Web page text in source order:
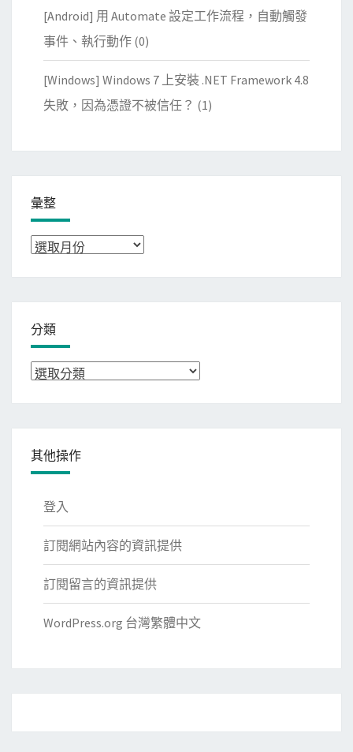
[Android] 用 Automate 設定工作流程，自動觸發
事件、執行動作 (0)
[Windows] Windows 7 上安裝 .NET Framework 4.8
失敗，因為憑證不被信任？ (1)
彙整
彙
分類
分
其他操作
登入
訂閱網站內容的資訊提供
訂閱留言的資訊提供
WordPress.org 台灣繁體中文